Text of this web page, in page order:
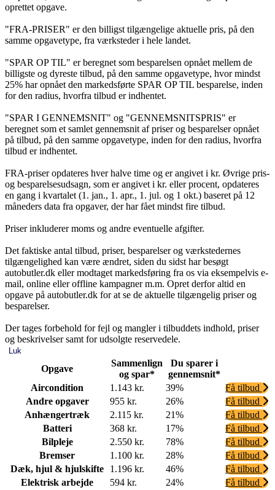
oprettet opgave.
"FRA-PRISER" er den billigst tilgængelige aktuelle pris, på den
samme opgavetype, fra værksteder i hele landet.
"SPAR OP TIL" er beregnet som besparelsen opnået mellem de
billigste og dyreste tilbud, på den samme opgavetype, hvor mindst
25% har opnået den markedsførte SPAR OP TIL besparelse, inden
for den radius, hvorfra tilbud er indhentet.
"SPAR I GENNEMSNIT" og "GENNEMSNITSPRIS" er
beregnet som et samlet gennemsnit af priser og besparelser opnået
på tilbud, på den samme opgavetype, inden for den radius, hvorfra
tilbud er indhentet.
FRA-priser opdateres hver halve time og er angivet i kr. Øvrige pris-
og besparelsesudsagn, som er angivet i kr. eller procent, opdateres
en gang i kvartalet (1. jan., 1. apr., 1. jul. og 1 okt.) baseret på 12
måneders data fra opgaver, der har fået mindst fire tilbud.
Priser inkluderer moms og andre eventuelle afgifter.
Det faktiske antal tilbud, priser, besparelser og værkstedernes
tilgængelighed kan være ændret, siden du sidst har besøgt
autobutler.dk eller modtaget markedsføring fra os via eksempelvis e-
mail, online eller offline kampagner m.m. Opret derfor altid en
opgave på autobutler.dk for at se de aktuelle tilgængelig priser og
besparelser.
Der tages forbehold for fejl og mangler i tilbuddets indhold, priser
og beskrivelser samt for udsolgte reservedele.
Luk
Opgave
Sammenlign
og spar*
Du sparer i
gennemsnit*
Aircondition
1.143 kr. 39%
Få tilbud
Andre opgaver
955 kr. 26%
Få tilbud
Anhængertræk
2.115 kr. 21%
Få tilbud
Batteri
368 kr. 17%
Få tilbud
Bilpleje
2.550 kr. 78%
Få tilbud
Bremser
1.100 kr. 28%
Få tilbud
Dæk, hjul & hjulskifte
1.196 kr. 46%
Få tilbud
Elektrisk arbejde
594 kr. 24%
Få tilbud